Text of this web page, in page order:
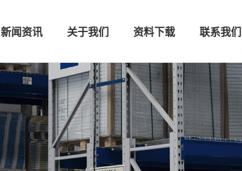
新闻资讯 关于我们 资料下载 联系我们